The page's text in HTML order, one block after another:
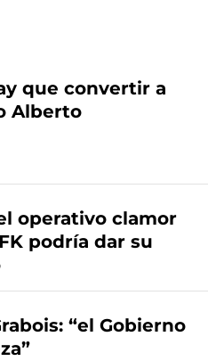
que convertir a
Alberto
operativo clamor
podría dar su
“el Gobierno